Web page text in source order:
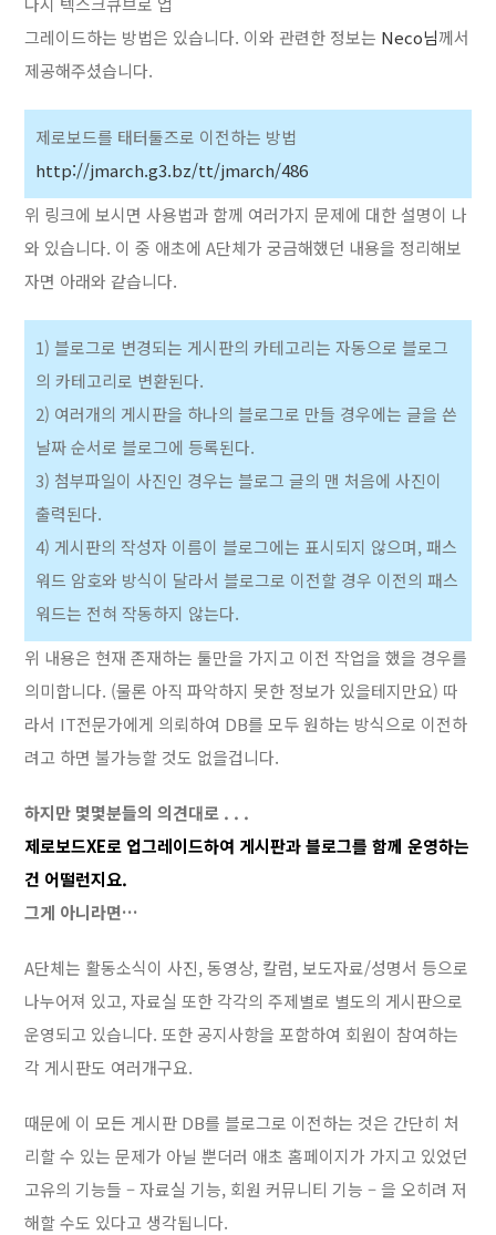
그레이드하는 방법은 있습니다. 이와 관련한 정보는 Neco님께서
제공해주셨습니다.
제로보드를 태터툴즈로 이전하는 방법
http://jmarch.g3.bz/tt/jmarch/486
위 링크에 보시면 사용법과 함께 여러가지 문제에 대한 설명이 나
와 있습니다. 이 중 애초에 A단체가 궁금해했던 내용을 정리해보
자면 아래와 같습니다.
1) 블로그로 변경되는 게시판의 카테고리는 자동으로 블로그
의 카테고리로 변환된다.
2) 여러개의 게시판을 하나의 블로그로 만들 경우에는 글을 쓴
날짜 순서로 블로그에 등록된다.
3) 첨부파일이 사진인 경우는 블로그 글의 맨 처음에 사진이
출력된다.
4) 게시판의 작성자 이름이 블로그에는 표시되지 않으며, 패스
워드 암호와 방식이 달라서 블로그로 이전할 경우 이전의 패스
워드는 전혀 작동하지 않는다.
위 내용은 현재 존재하는 툴만을 가지고 이전 작업을 했을 경우를
의미합니다. (물론 아직 파악하지 못한 정보가 있을테지만요) 따
라서 IT전문가에게 의뢰하여 DB를 모두 원하는 방식으로 이전하
려고 하면 불가능할 것도 없을겁니다.
하지만 몇몇분들의 의견대로 . . .
제로보드XE로 업그레이드하여 게시판과 블로그를 함께 운영하는
건 어떨런지요.
그게 아니라면…
A단체는 활동소식이 사진, 동영상, 칼럼, 보도자료/성명서 등으로
나누어져 있고, 자료실 또한 각각의 주제별로 별도의 게시판으로
운영되고 있습니다. 또한 공지사항을 포함하여 회원이 참여하는
각 게시판도 여러개구요.
때문에 이 모든 게시판 DB를 블로그로 이전하는 것은 간단히 처
리할 수 있는 문제가 아닐 뿐더러 애초 홈페이지가 가지고 있었던
고유의 기능들 – 자료실 기능, 회원 커뮤니티 기능 – 을 오히려 저
해할 수도 있다고 생각됩니다.